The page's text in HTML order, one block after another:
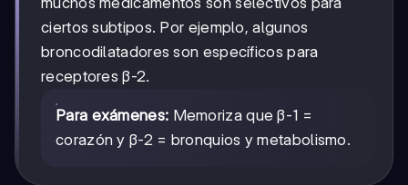
ciertos subtipos. Por ejemplo, algunos
broncodilatadores son específicos para
receptores β-2.
Para exámenes: Memoriza que β-1 =
corazón y β-2 = bronquios y metabolismo.